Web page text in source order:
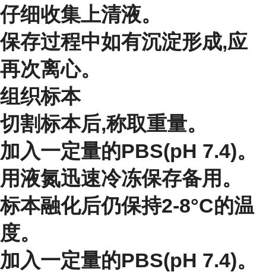
仔细收集上清液。
保存过程中如有沉淀形成,应
再次离心。
组织标本
切割标本后,称取重量。
加入一定量的PBS(pH 7.4)。
用液氮迅速冷冻保存备用。
标本融化后仍保持2-8°C的温
度。
加入一定量的PBS(pH 7.4)。